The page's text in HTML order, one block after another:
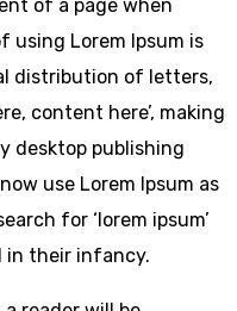
of a page when
using Lorem Ipsum is
distribution of letters,
content here’, making
desktop publishing
use Lorem Ipsum as
for ‘lorem ipsum’
in their infancy.